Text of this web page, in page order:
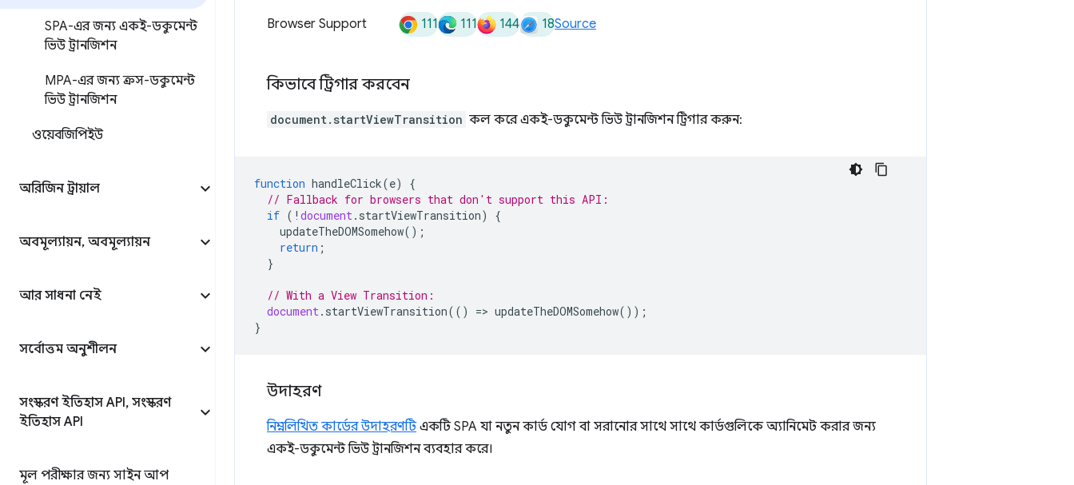
SPA-এর জন্য একই-ডকুমেন্ট
ভিউ ট্রানজিশন
MPA-এর জন্য ক্রস-ডকুমেন্ট
ভিউ ট্রানজিশন
ওয়েবজিপিইউ
অরিজিন ট্রায়াল
অবমূল্যায়ন, অবমূল্যায়ন
আর সাধনা নেই
সর্বোত্তম অনুশীলন
সংস্করণ ইতিহাস API, সংস্করণ
ইতিহাস API
মূল পরীক্ষার জন্য সাইন আপ
Browser Support 111 111 144 18Source
কিভাবে ট্রিগার করবেন
document.startViewTransition কল করে একই-ডকুমেন্ট ভিউ ট্রানজিশন ট্রিগার করুন:
function handleClick(e)
{
// Fallback for browsers that don't support this API:
if ( ! document. startViewTransition)
{
updateTheDOMSomehow();
return ;
}
// With a View Transition:
document. startViewTransition(() => updateTheDOMSomehow());
}
উদাহরণ
নিম্নলিখিত কার্ডের উদাহরণটিএকটি SPA যা ​​নতুন কার্ড যোগ বা সরানোর সাথে সাথে কার্ডগুলিকে অ্যানিমেট করার জন্য
একই-ডকুমেন্ট ভিউ ট্রানজিশন ব্যবহার করে।